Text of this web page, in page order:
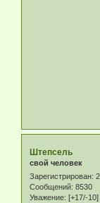
Штепсель
свой человек
Зарегистрирован:
Сообщений: 8530
Уважение: [+17/-10]